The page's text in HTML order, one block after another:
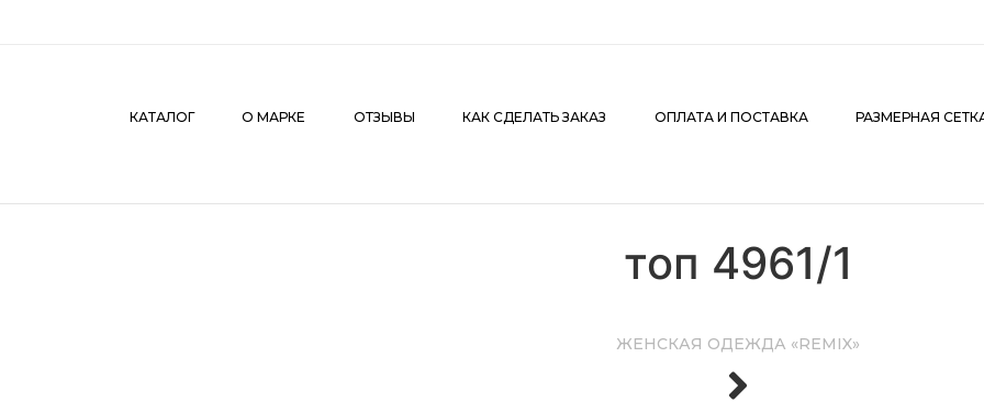
КАТАЛОГ О МАРКЕ ОТЗЫВЫ КАК СДЕЛАТЬ ЗАКАЗ ОПЛАТА И ПОСТАВКА РАЗМЕРНАЯ
топ 4961/1
ЖЕНСКАЯ ОДЕЖДА «REMIX»